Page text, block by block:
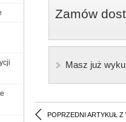
Zamów
Masz już
POPRZEDNI ARTYKUŁ Z